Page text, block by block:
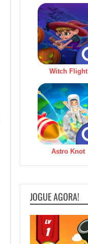
Witch Flight
Astro Knot
JOGUE AGORA!